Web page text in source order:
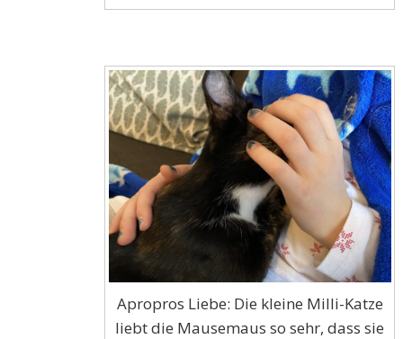
Apropros Liebe: Die kleine Milli-Katze
liebt die Mausemaus so sehr, dass sie